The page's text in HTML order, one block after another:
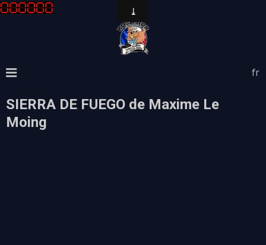
fr
SIERRA DE FUEGO de Maxime Le
Moing